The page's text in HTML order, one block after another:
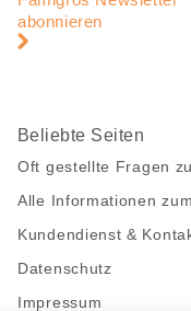
abonnieren
Beliebte Seiten
Oft gestellte Fragen
Alle Informationen
Kundendienst &
Datenschutz
Impressum